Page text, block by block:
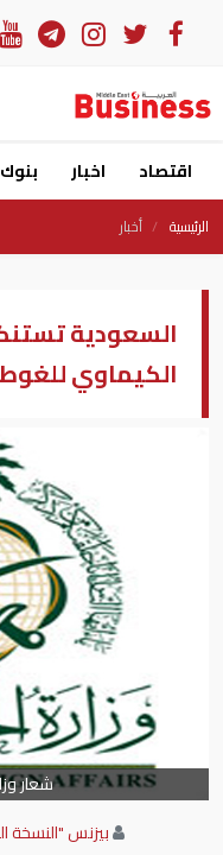
اقتصاد اخبار
الرئيسية أخبار
السعودية
الكيماوي
شعار
بيزنس "النسخة